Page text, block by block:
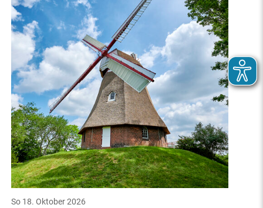
So 18. Oktober 2026